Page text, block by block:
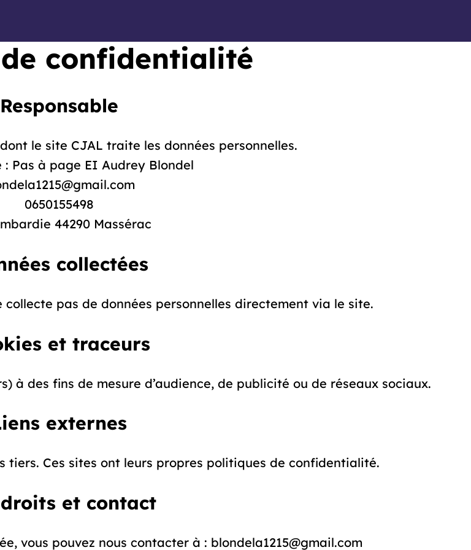
confidentialité
Responsable
le site CJAL traite les données personnelles.
: Pas à page EI Audrey Blondel
0650155498
44290 Massérac
collectées
pas de données personnelles directement via le site.
et traceurs
à des fins de mesure d’audience, de publicité ou de réseaux sociaux.
externes
tiers. Ces sites ont leurs propres politiques de confidentialité.
et contact
vous pouvez nous contacter à : blondela1215@gmail.com